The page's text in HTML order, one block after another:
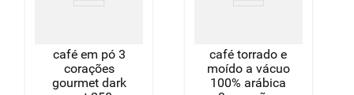
café em pó 3
corações
gourmet dark
café torrado e
moído a vácuo
100% arábica